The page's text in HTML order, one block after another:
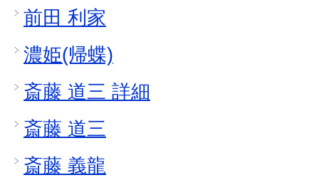
前田 利家
濃姫(帰蝶)
斎藤 道三 詳細
斎藤 道三
斎藤 義龍